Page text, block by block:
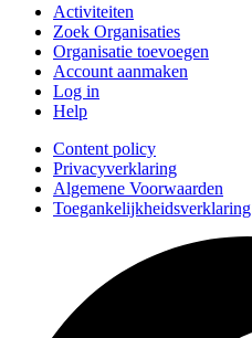
Activiteiten
Zoek Organisaties
Organisatie toevoegen
Account aanmaken
Log in
Help
Content policy
Privacyverklaring
Algemene Voorwaarden
Toegankelijkheidsverklaring